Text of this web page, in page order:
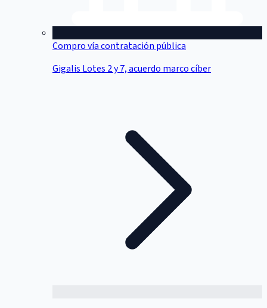
Compro vía contratación pública
Gigalis Lotes 2 y 7, acuerdo marco cíber